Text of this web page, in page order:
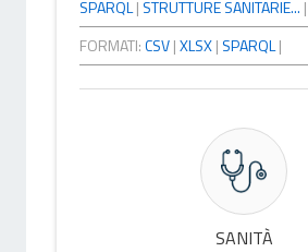
SPARQL| STRUTTURE SANITARIE... |
FORMATI:CSV|XLSX| SPARQL|
SANITÀ